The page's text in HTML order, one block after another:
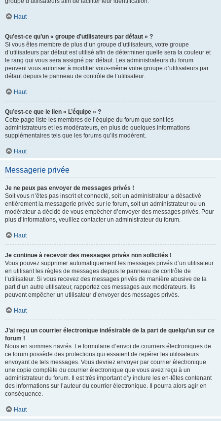
Haut
Qu’est-ce qu’un « groupe d’utilisateurs par défaut » ?
Si vous êtes membre de plus d’un groupe d’utilisateurs, votre groupe
d’utilisateurs par défaut est utilisé afin de déterminer quelle sera la couleur et
le rang qui vous sera assigné par défaut. Les administrateurs du forum
peuvent vous autoriser à modifier vous-même votre groupe d’utilisateurs par
défaut depuis le panneau de contrôle de l’utilisateur.
Haut
Qu’est-ce que le lien « L’équipe » ?
Cette page liste les membres de l’équipe du forum que sont les
administrateurs et les modérateurs, en plus de quelques informations
supplémentaires tels que les forums qu’ils modèrent.
Haut
Messagerie privée
Je ne peux pas envoyer de messages privés !
Soit vous n’êtes pas inscrit et connecté, soit un administrateur a désactivé
entièrement la messagerie privée sur le forum, soit un administrateur ou un
modérateur a décidé de vous empêcher d’envoyer des messages privés. Pour
plus d’informations, veuillez contacter un administrateur du forum.
Haut
Je continue à recevoir des messages privés non sollicités !
Vous pouvez supprimer automatiquement les messages privés d’un utilisateur
en utilisant les règles de messages depuis le panneau de contrôle de
l’utilisateur. Si vous recevez des messages privés de manière abusive de la
part d’un autre utilisateur, rapportez ces messages aux modérateurs. Ils
peuvent empêcher un utilisateur d’envoyer des messages privés.
Haut
J’ai reçu un courrier électronique indésirable de la part de quelqu’un sur ce
forum !
Nous en sommes navrés. Le formulaire d’envoi de courriers électroniques de
ce forum possède des protections qui essaient de repérer les utilisateurs
envoyant de tels messages. Vous devriez envoyer par courrier électronique
une copie complète du courrier électronique que vous avez reçu à un
administrateur du forum. Il est très important d’y inclure les en-têtes contenant
des informations sur l’auteur du courrier électronique. Il pourra alors agir en
conséquence.
Haut